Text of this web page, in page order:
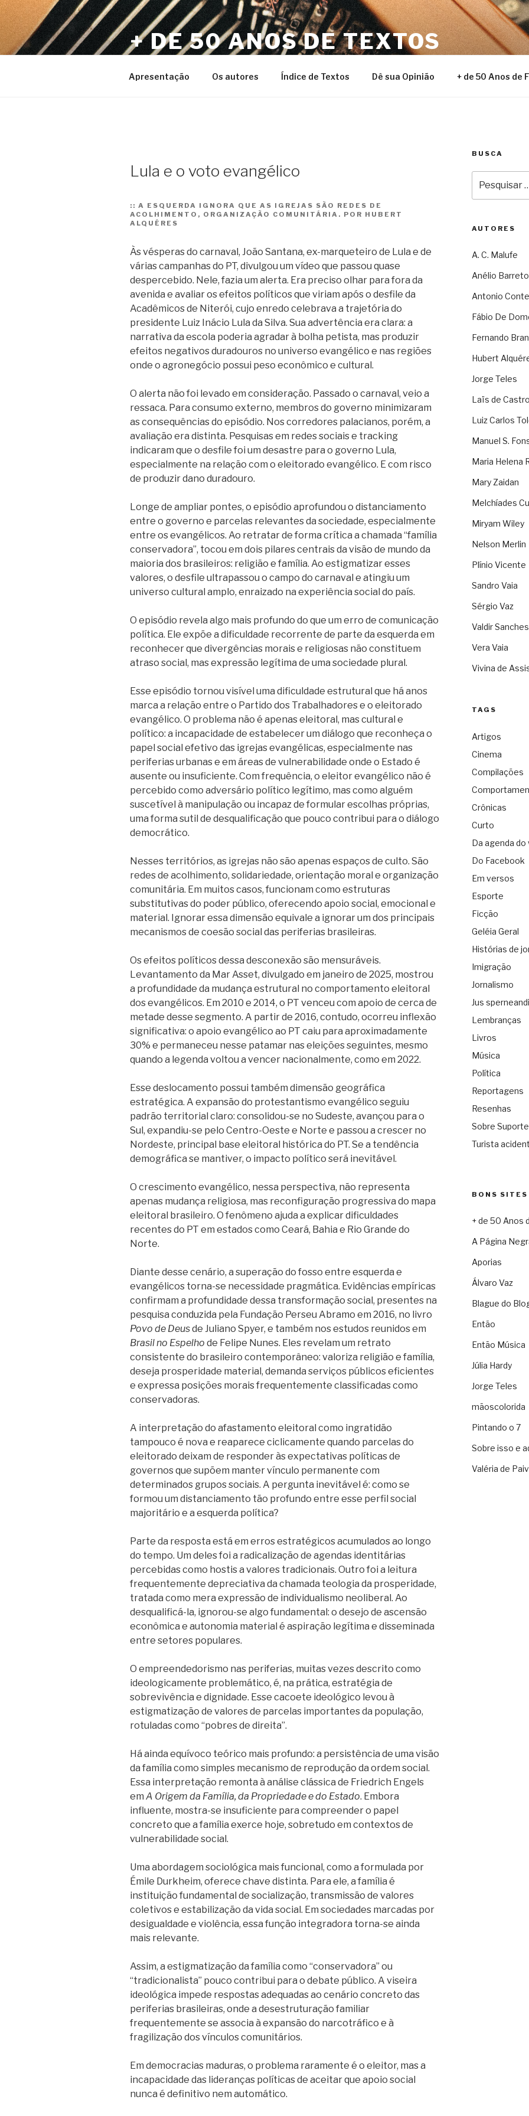
Pular
para
o
conteúdo
+ DE 50 ANOS DE TEXTOS
Apresentação Os autores Índice de Textos Dê sua Opinião + de 50 Anos de
Lula e o voto evangélico
:: A ESQUERDA IGNORA QUE AS IGREJAS SÃO REDES DE
ACOLHIMENTO, ORGANIZAÇÃO COMUNITÁRIA. POR HUBERT
ALQUÉRES
Às vésperas do carnaval, João Santana, ex-marqueteiro de Lula e de
várias campanhas do PT, divulgou um vídeo que passou quase
despercebido. Nele, fazia um alerta. Era preciso olhar para fora da
avenida e avaliar os efeitos políticos que viriam após o desfile da
Acadêmicos de Niterói, cujo enredo celebrava a trajetória do
presidente Luiz Inácio Lula da Silva. Sua advertência era clara: a
narrativa da escola poderia agradar à bolha petista, mas produzir
efeitos negativos duradouros no universo evangélico e nas regiões
onde o agronegócio possui peso econômico e cultural.
O alerta não foi levado em consideração. Passado o carnaval, veio a
ressaca. Para consumo externo, membros do governo minimizaram
as consequências do episódio. Nos corredores palacianos, porém, a
avaliação era distinta. Pesquisas em redes sociais e tracking
indicaram que o desfile foi um desastre para o governo Lula,
especialmente na relação com o eleitorado evangélico. E com risco
de produzir dano duradouro.
Longe de ampliar pontes, o episódio aprofundou o distanciamento
entre o governo e parcelas relevantes da sociedade, especialmente
entre os evangélicos. Ao retratar de forma crítica a chamada “família
conservadora”, tocou em dois pilares centrais da visão de mundo da
maioria dos brasileiros: religião e família. Ao estigmatizar esses
valores, o desfile ultrapassou o campo do carnaval e atingiu um
universo cultural amplo, enraizado na experiência social do país.
O episódio revela algo mais profundo do que um erro de comunicação
política. Ele expõe a dificuldade recorrente de parte da esquerda em
reconhecer que divergências morais e religiosas não constituem
atraso social, mas expressão legítima de uma sociedade plural.
Esse episódio tornou visível uma dificuldade estrutural que há anos
marca a relação entre o Partido dos Trabalhadores e o eleitorado
evangélico. O problema não é apenas eleitoral, mas cultural e
político: a incapacidade de estabelecer um diálogo que reconheça o
papel social efetivo das igrejas evangélicas, especialmente nas
periferias urbanas e em áreas de vulnerabilidade onde o Estado é
ausente ou insuficiente. Com frequência, o eleitor evangélico não é
percebido como adversário político legítimo, mas como alguém
suscetível à manipulação ou incapaz de formular escolhas próprias,
uma forma sutil de desqualificação que pouco contribui para o diálogo
democrático.
Nesses territórios, as igrejas não são apenas espaços de culto. São
redes de acolhimento, solidariedade, orientação moral e organização
comunitária. Em muitos casos, funcionam como estruturas
substitutivas do poder público, oferecendo apoio social, emocional e
material. Ignorar essa dimensão equivale a ignorar um dos principais
mecanismos de coesão social das periferias brasileiras.
Os efeitos políticos dessa desconexão são mensuráveis.
Levantamento da Mar Asset, divulgado em janeiro de 2025, mostrou
a profundidade da mudança estrutural no comportamento eleitoral
dos evangélicos. Em 2010 e 2014, o PT venceu com apoio de cerca de
metade desse segmento. A partir de 2016, contudo, ocorreu inflexão
significativa: o apoio evangélico ao PT caiu para aproximadamente
30% e permaneceu nesse patamar nas eleições seguintes, mesmo
quando a legenda voltou a vencer nacionalmente, como em 2022.
Esse deslocamento possui também dimensão geográfica
estratégica. A expansão do protestantismo evangélico seguiu
padrão territorial claro: consolidou-se no Sudeste, avançou para o
Sul, expandiu-se pelo Centro-Oeste e Norte e passou a crescer no
Nordeste, principal base eleitoral histórica do PT. Se a tendência
demográfica se mantiver, o impacto político será inevitável.
O crescimento evangélico, nessa perspectiva, não representa
apenas mudança religiosa, mas reconfiguração progressiva do mapa
eleitoral brasileiro. O fenômeno ajuda a explicar dificuldades
recentes do PT em estados como Ceará, Bahia e Rio Grande do
Norte.
Diante desse cenário, a superação do fosso entre esquerda e
evangélicos torna-se necessidade pragmática. Evidências empíricas
confirmam a profundidade dessa transformação social, presentes na
pesquisa conduzida pela Fundação Perseu Abramo em 2016, no livro
Povo de Deusde Juliano Spyer, e também nos estudos reunidos em
Brasil no Espelho de Felipe Nunes. Eles revelam um retrato
consistente do brasileiro contemporâneo: valoriza religião e família,
deseja prosperidade material, demanda serviços públicos eficientes
e expressa posições morais frequentemente classificadas como
conservadoras.
A interpretação do afastamento eleitoral como ingratidão
tampouco é nova e reaparece ciclicamente quando parcelas do
eleitorado deixam de responder às expectativas políticas de
governos que supõem manter vínculo permanente com
determinados grupos sociais. A pergunta inevitável é: como se
formou um distanciamento tão profundo entre esse perfil social
majoritário e a esquerda política?
Parte da resposta está em erros estratégicos acumulados ao longo
do tempo. Um deles foi a radicalização de agendas identitárias
percebidas como hostis a valores tradicionais. Outro foi a leitura
frequentemente depreciativa da chamada teologia da prosperidade,
tratada como mera expressão de individualismo neoliberal. Ao
desqualificá-la, ignorou-se algo fundamental: o desejo de ascensão
econômica e autonomia material é aspiração legítima e disseminada
entre setores populares.
O empreendedorismo nas periferias, muitas vezes descrito como
ideologicamente problemático, é, na prática, estratégia de
sobrevivência e dignidade. Esse cacoete ideológico levou à
estigmatização de valores de parcelas importantes da população,
rotuladas como “pobres de direita”.
Há ainda equívoco teórico mais profundo: a persistência de uma visão
da família como simples mecanismo de reprodução da ordem social.
Essa interpretação remonta à análise clássica de Friedrich Engels
em A Origem da Família, da Propriedade e do Estado. Embora
influente, mostra-se insuficiente para compreender o papel
concreto que a família exerce hoje, sobretudo em contextos de
vulnerabilidade social.
Uma abordagem sociológica mais funcional, como a formulada por
Émile Durkheim, oferece chave distinta. Para ele, a família é
instituição fundamental de socialização, transmissão de valores
coletivos e estabilização da vida social. Em sociedades marcadas por
desigualdade e violência, essa função integradora torna-se ainda
mais relevante.
Assim, a estigmatização da família como “conservadora” ou
“tradicionalista” pouco contribui para o debate público. A viseira
ideológica impede respostas adequadas ao cenário concreto das
periferias brasileiras, onde a desestruturação familiar
frequentemente se associa à expansão do narcotráfico e à
fragilização dos vínculos comunitários.
Em democracias maduras, o problema raramente é o eleitor, mas a
incapacidade das lideranças políticas de aceitar que apoio social
nunca é definitivo nem automático.
BUSCA
por:
AUTORES
A. C. Malufe
Anélio Barreto
Antonio
Fábio De
Fernando
Hubert
Jorge Teles
Laïs de Castro
Luiz Carlos
Manuel S.
Maria Helena
Mary Zaidan
Melchíades
Miryam Wiley
Nelson Merlin
Plínio Vicente
Sandro Vaia
Sérgio Vaz
Valdir Sanches
Vera Vaia
Vivina de
TAGS
Artigos
Cinema
Compilações
Crônicas
Curto
Da agenda do
Do Facebook
Em versos
Esporte
Ficção
Geléia Geral
Histórias de
Imigração
Jornalismo
Jus sperneandi
Lembranças
Livros
Música
Política
Reportagens
Resenhas
Sobre
Turista
BONS SITES
+ de 50 Anos
A Página
Aporias
Álvaro Vaz
Blague do
Então
Então Música
Júlia Hardy
Jorge Teles
mãoscolorida
Pintando o 7
Sobre isso e
Valéria de